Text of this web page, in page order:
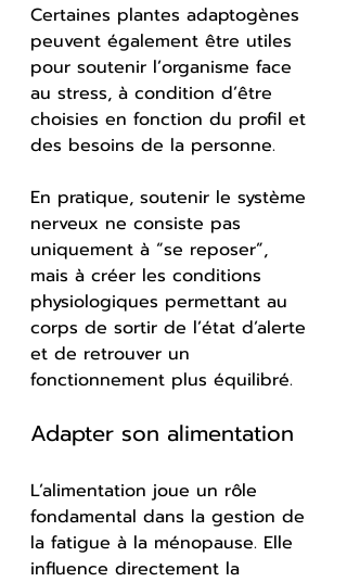
Certaines plantes adaptogènes
peuvent également être utiles
pour soutenir l’organisme face
au stress, à condition d’être
choisies en fonction du profil et
des besoins de la personne.
En pratique, soutenir le système
nerveux ne consiste pas
uniquement à “se reposer”,
mais à créer les conditions
physiologiques permettant au
corps de sortir de l’état d’alerte
et de retrouver un
fonctionnement plus équilibré.
Adapter son alimentation
L’alimentation joue un rôle
fondamental dans la gestion de
la fatigue à la ménopause. Elle
influence directement la